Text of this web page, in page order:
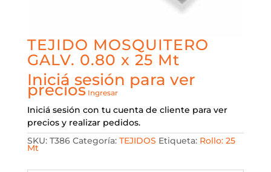
TEJIDO MOSQUITERO
GALV. 0.80 x 25 Mt
Iniciá sesión para ver
precios Ingresar
Iniciá sesión con tu cuenta de cliente para ver
precios y realizar pedidos.
SKU: T386 Categoría: TEJIDOS Etiqueta: Rollo: 25
Mt